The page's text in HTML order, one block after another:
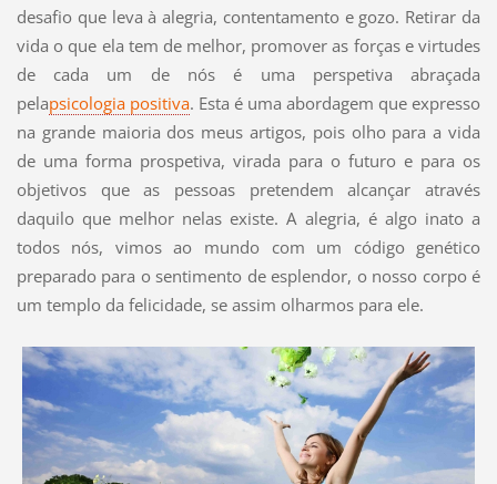
desafio que leva à alegria, contentamento e gozo. Retirar da
vida o que ela tem de melhor, promover as forças e virtudes
de cada um de nós é uma perspetiva abraçada
pelapsicologia positiva. Esta é uma abordagem que expresso
na grande maioria dos meus artigos, pois olho para a vida
de uma forma prospetiva, virada para o futuro e para os
objetivos que as pessoas pretendem alcançar através
daquilo que melhor nelas existe. A alegria, é algo inato a
todos nós, vimos ao mundo com um código genético
preparado para o sentimento de esplendor, o nosso corpo é
um templo da felicidade, se assim olharmos para ele.